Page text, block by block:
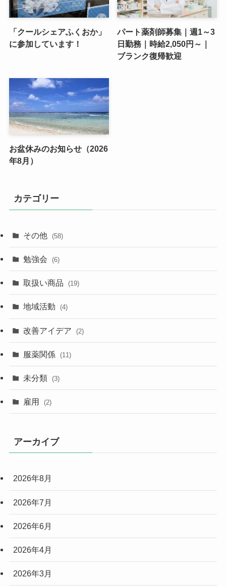
「クールシェアふくおか」
に参加しています！
パート薬剤師募集｜週1～3
日勤務｜時給2,050円～｜
ブランク復帰歓迎
お盆休みのお知らせ（2026
年8月）
カテゴリー
その他 (58)
勉強会 (6)
取扱い商品 (19)
地域活動 (4)
改善アイデア (2)
服薬関係 (11)
未分類 (3)
雇用 (2)
アーカイブ
2026年8月
2026年7月
2026年6月
2026年4月
2026年3月